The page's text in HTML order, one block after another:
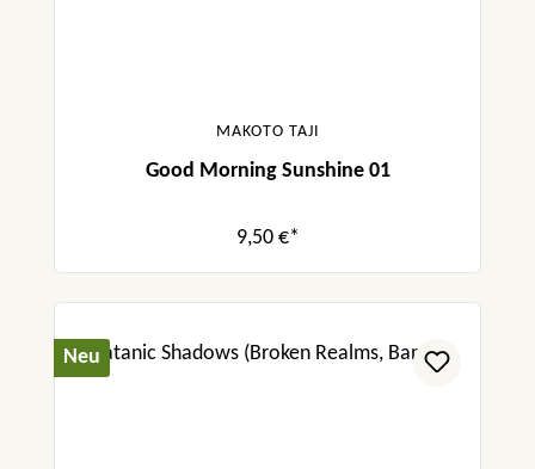
MAKOTO TAJI
Good Morning Sunshine 01
9,50 €*
Neu